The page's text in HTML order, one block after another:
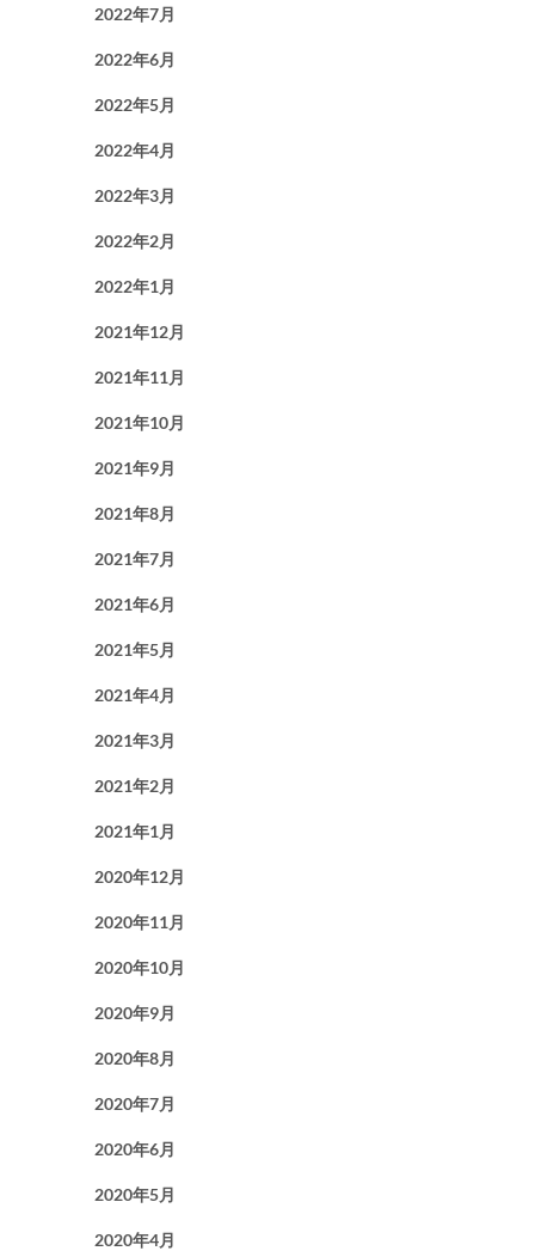
2022年7月
2022年6月
2022年5月
2022年4月
2022年3月
2022年2月
2022年1月
2021年12月
2021年11月
2021年10月
2021年9月
2021年8月
2021年7月
2021年6月
2021年5月
2021年4月
2021年3月
2021年2月
2021年1月
2020年12月
2020年11月
2020年10月
2020年9月
2020年8月
2020年7月
2020年6月
2020年5月
2020年4月